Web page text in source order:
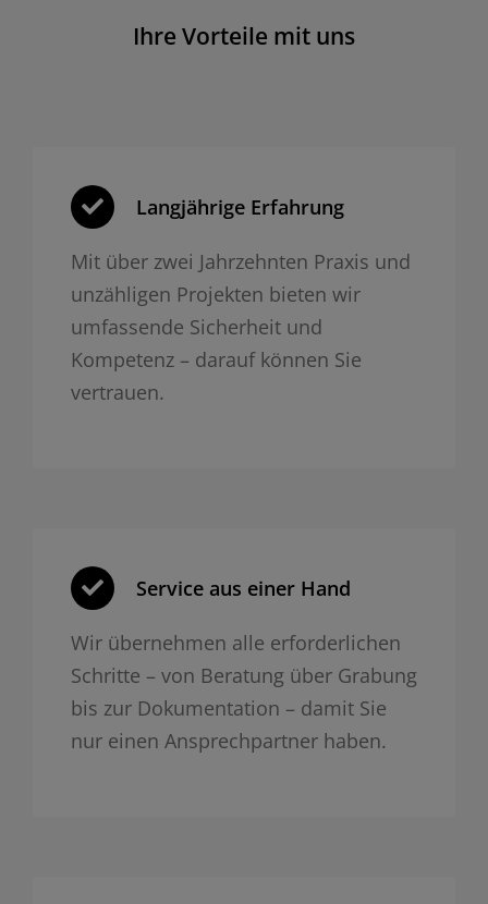
Ihre Vorteile mit uns
Langjährige Erfahrung
Mit über zwei Jahrzehnten Praxis und
unzähligen Projekten bieten wir
umfassende Sicherheit und
Kompetenz – darauf können Sie
vertrauen.
Service aus einer Hand
Wir übernehmen alle erforderlichen
Schritte – von Beratung über Grabung
bis zur Dokumentation – damit Sie
nur einen Ansprechpartner haben.